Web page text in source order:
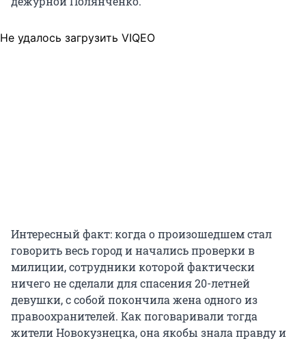
Не удалось загрузить VIQEO
Интересный факт: когда о произошедшем стал
говорить весь город и начались проверки в
милиции, сотрудники которой фактически
ничего не сделали для спасения 20-летней
девушки, с собой покончила жена одного из
правоохранителей. Как поговаривали тогда
жители Новокузнецка, она якобы знала правду и